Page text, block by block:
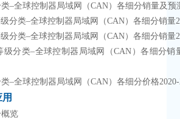
分类–全球控制器局域网（CAN）各细分销量及预
产品等级分类–全球控制器局域网（CAN）各细分销
产品等级分类–全球控制器局域网（CAN）各细分销
分类–全球控制器局域网（CAN）各细分价格
概览